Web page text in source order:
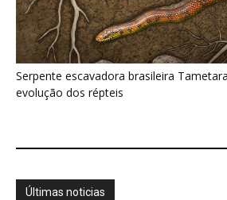
Serpente escavadora brasileira
evolução dos répteis
Últimas noticias